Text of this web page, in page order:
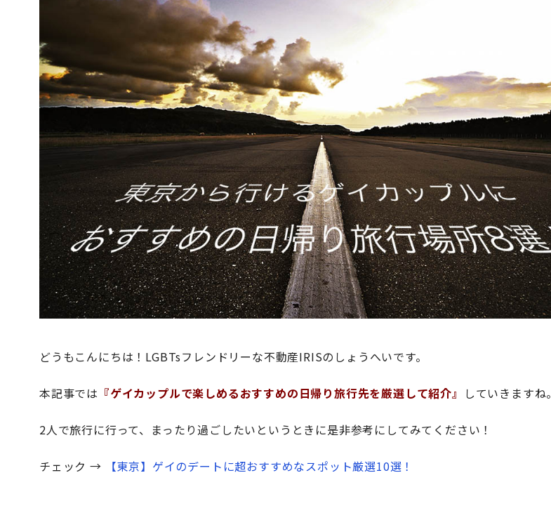
どうもこんにちは！LGBTsフレンドリーな不動産IRISのしょうへいです。
本記事では 『ゲイカップルで楽しめるおすすめの日帰り旅行先を厳選して紹介』 していきますね。
2人で旅行に行って、まったり過ごしたいというときに是非参考にしてみてください！
チェック → 【東京】ゲイのデートに超おすすめなスポット厳選10選！